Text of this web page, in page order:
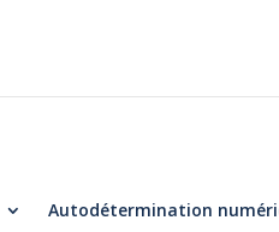
Autodétermination